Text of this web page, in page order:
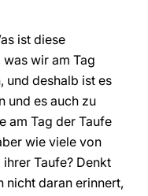
ist diese
wir am Tag
und deshalb ist es
und es auch zu
am Tag der Taufe
wie viele von
Taufe? Denkt
nicht daran erinnert,